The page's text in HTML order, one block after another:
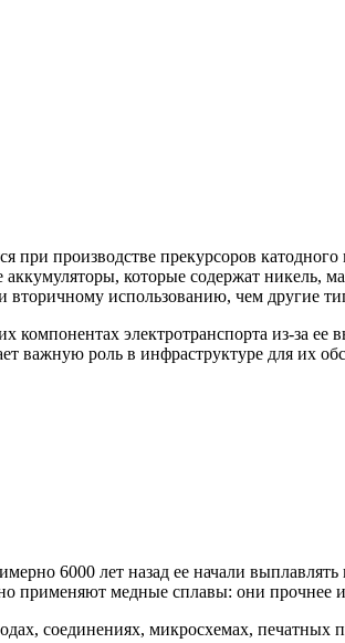
производстве прекурсоров
которые содержат никель,
использованию, чем другие
компонентах электротранспорта из-за
важную роль в инфраструктуре для их
6000 лет назад ее начали
применяют медные сплавы: они прочнее
соединениях, микросхемах, печатных